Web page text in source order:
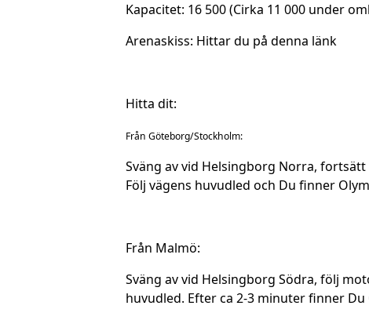
Kapacitet: 16 500 (Cirka 11 000 under
Arenaskiss: Hittar du på denna länk
Hitta dit:
Från Göteborg/Stockholm:
Sväng av vid Helsingborg Norra,
Följ vägens huvudled och Du finner
Från Malmö:
Sväng av vid Helsingborg Södra, följ
huvudled. Efter ca 2-3 minuter finner